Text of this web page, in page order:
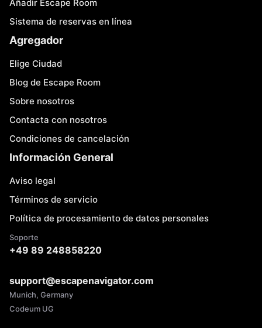
Añadir Escape Room
Sistema de reservas en línea
Agregador
Elige Ciudad
Blog de Escape Room
Sobre nosotros
Contacta con nosotros
Condiciones de cancelación
Información General
Aviso legal
Términos de servicio
Política de procesamiento de datos personales
Soporte
+49 89 248858220
support@escapenavigator.com
Munich, Germany
Codeum UG